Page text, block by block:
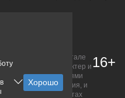
на портале
характер и
положениями
и полного описания, и
уточняйте на сайтах
16+